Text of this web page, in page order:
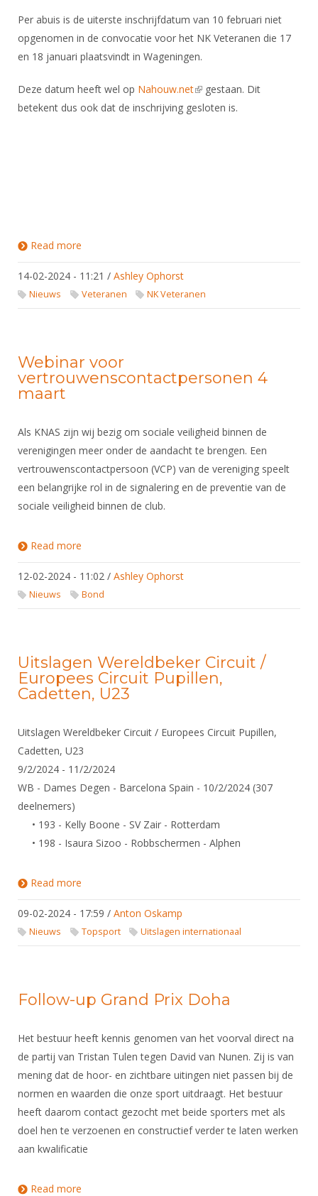
Per abuis is de uiterste inschrijfdatum van 10 februari niet
opgenomen in de convocatie voor het NK Veteranen die 17
en 18 januari plaatsvindt in Wageningen.
Deze datum heeft wel op Nahouw.net(link is external)
gestaan. Dit
betekent dus ook dat de inschrijving gesloten is.
Read more
14-02-2024 - 11:21 / Ashley Ophorst
Nieuws Veteranen NK Veteranen
Webinar voor
vertrouwenscontactpersonen 4
maart
Als KNAS zijn wij bezig om sociale veiligheid binnen de
verenigingen meer onder de aandacht te brengen. Een
vertrouwenscontactpersoon (VCP) van de vereniging speelt
een belangrijke rol in de signalering en de preventie van de
sociale veiligheid binnen de club.
Read more
12-02-2024 - 11:02 / Ashley Ophorst
Nieuws Bond
Uitslagen Wereldbeker Circuit /
Europees Circuit Pupillen,
Cadetten, U23
Uitslagen Wereldbeker Circuit / Europees Circuit Pupillen,
Cadetten, U23
9/2/2024 - 11/2/2024
WB - Dames Degen - Barcelona Spain - 10/2/2024 (307
deelnemers)
• 193 - Kelly Boone - SV Zair - Rotterdam
• 198 - Isaura Sizoo - Robbschermen - Alphen
Read more
09-02-2024 - 17:59 / Anton Oskamp
Nieuws Topsport Uitslagen internationaal
Follow-up Grand Prix Doha
Het bestuur heeft kennis genomen van het voorval direct na
de partij van Tristan Tulen tegen David van Nunen. Zij is van
mening dat de hoor- en zichtbare uitingen niet passen bij de
normen en waarden die onze sport uitdraagt. Het bestuur
heeft daarom contact gezocht met beide sporters met als
doel hen te verzoenen en constructief verder te laten werken
aan kwalificatie
Read more